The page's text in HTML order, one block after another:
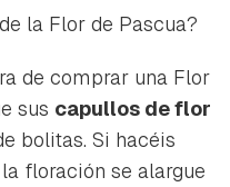
la Flor de Pascua?
de comprar una Flor
sus capullos de flor
bolitas. Si hacéis
floración se alargue